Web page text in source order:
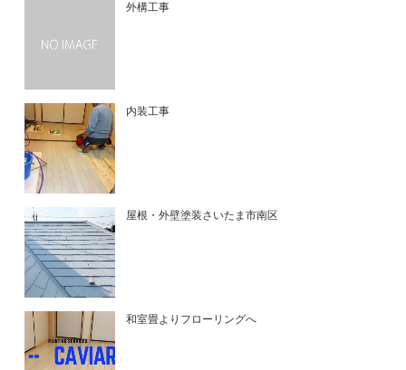
外構工事
内装工事
屋根・外壁塗装さいたま市南区
和室畳よりフローリングへ